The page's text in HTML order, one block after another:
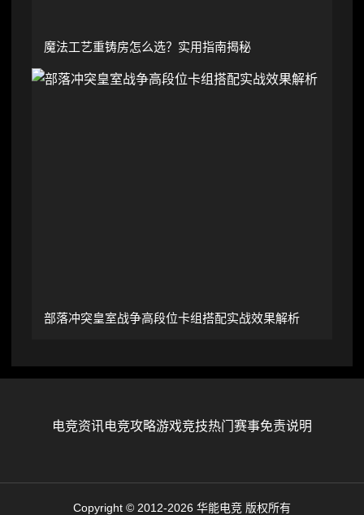
魔法工艺重铸房怎么选？实用指南揭秘
部落冲突皇室战争高段位卡组搭配实战效果解析
电竞资讯电竞攻略游戏竞技热门赛事免责说明
Copyright © 2012-2026 华能电竞 版权所有